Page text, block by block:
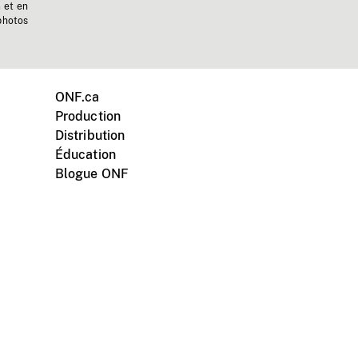
et en
ONF.ca
Production
Distribution
Éducation
Blogue ONF